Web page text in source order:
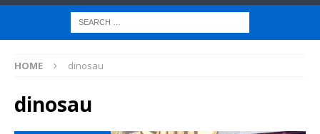
HOME dinosau
dinosau